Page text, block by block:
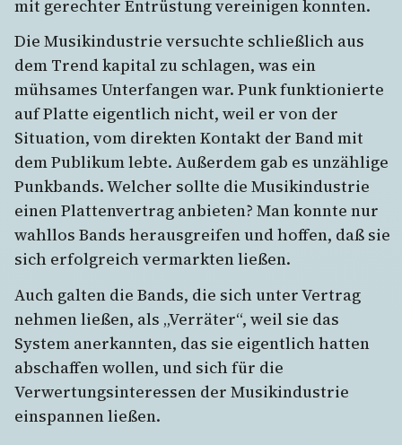
mit gerechter Entrüstung vereinigen konnten.
Die Musikindustrie versuchte schließlich aus
dem Trend kapital zu schlagen, was ein
mühsames Unterfangen war. Punk funktionierte
auf Platte eigentlich nicht, weil er von der
Situation, vom direkten Kontakt der Band mit
dem Publikum lebte. Außerdem gab es unzählige
Punkbands. Welcher sollte die Musikindustrie
einen Plattenvertrag anbieten? Man konnte nur
wahllos Bands herausgreifen und hoffen, daß sie
sich erfolgreich vermarkten ließen.
Auch galten die Bands, die sich unter Vertrag
nehmen ließen, als „Verräter“, weil sie das
System anerkannten, das sie eigentlich hatten
abschaffen wollen, und sich für die
Verwertungsinteressen der Musikindustrie
einspannen ließen.